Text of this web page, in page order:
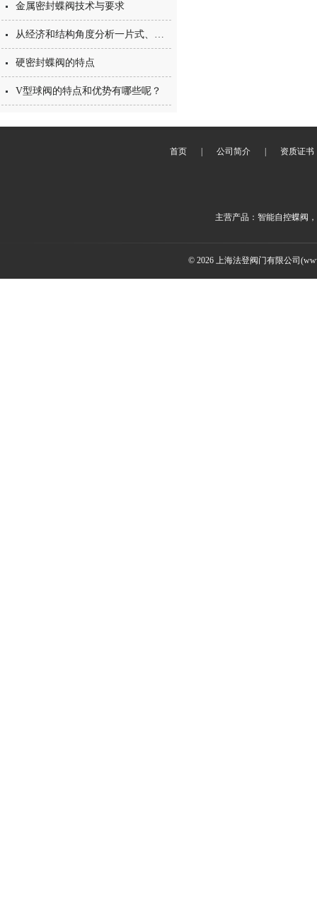
金属密封蝶阀技术与要求
从经济和结构角度分析一片式、两片式和三片式球阀优缺点
硬密封蝶阀的特点
V型球阀的特点和优势有哪些呢？
首页 公司简介 资质证书
主营产品：智能自控蝶阀
© 2026 上海法登阀门有限公司